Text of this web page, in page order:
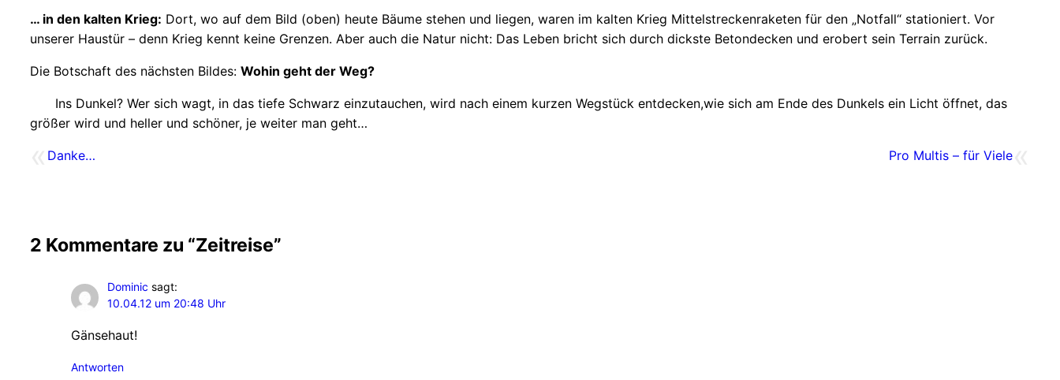
… in den kalten Krieg: Dort, wo auf dem Bild (oben) heute Bäume stehen und liegen, waren im kalten Krieg Mittelstreckenraketen für den „Notfall“ stationiert. Vor
unserer Haustür – denn Krieg kennt keine Grenzen. Aber auch die Natur nicht: Das Leben bricht sich durch dickste Betondecken und erobert sein Terrain zurück.
Die Botschaft des nächsten Bildes: Wohin geht der Weg?
Ins Dunkel? Wer sich wagt, in das tiefe Schwarz einzutauchen, wird nach einem kurzen Wegstück entdecken,wie sich am Ende des Dunkels ein Licht öffnet, das
größer wird und heller und schöner, je weiter man geht…
Danke… Pro Multis – für Viele
2 Kommentare zu “Zeitreise”
Dominic sagt:
10.04.12 um 20:48 Uhr
Gänsehaut!
Antworten